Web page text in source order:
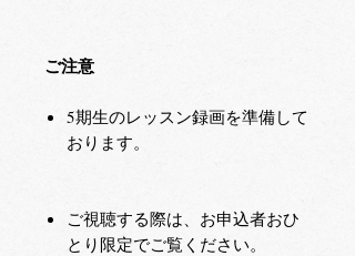
ご注意
5期生のレッスン録画を準備して
おります。
ご視聴する際は、お申込者おひ
とり限定でご覧ください。